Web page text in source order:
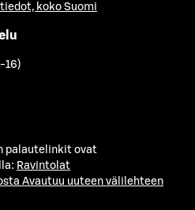
koko Suomi
16)
palautelinkit ovat
Ravintolat
Avautuu uuteen välilehteen